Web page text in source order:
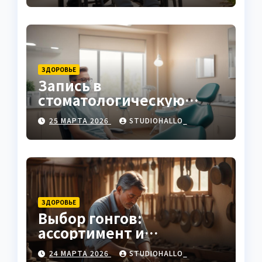
ЗДОРОВЬЕ
Запись в
стоматологическую
клинику
25 МАРТА 2026 STUDIOHALLO_
ЗДОРОВЬЕ
Выбор гонгов:
ассортимент и
характеристики
24 МАРТА 2026 STUDIOHALLO_